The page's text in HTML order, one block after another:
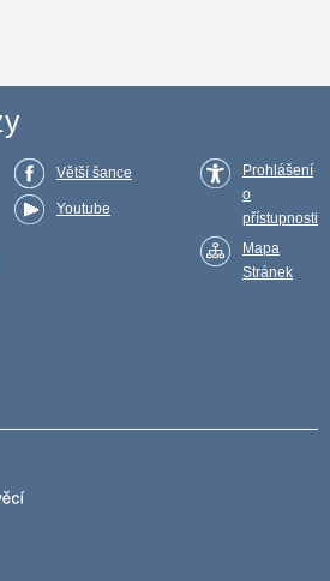
Větší šance
Youtube
Prohlášení
o
přístupnosti
Mapa
Stránek